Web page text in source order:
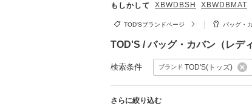
もしかして XBWDBSH XBWDBMAT
TOD'Sブランドページ バッグ・
TOD'S / バッグ・カバン（レデ
検索条件 ブランド TOD'S(トッズ)
さらに絞り込む